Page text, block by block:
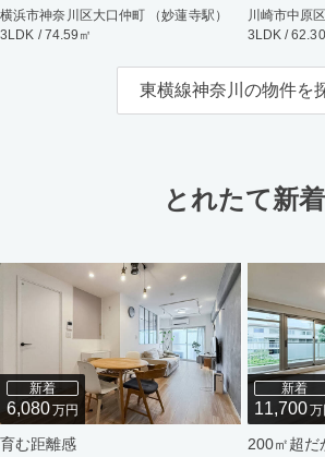
横浜市神奈川区大口仲町 （妙蓮寺駅）
3LDK / 74.59㎡
川崎市中原
3LDK /
東横線神奈川の物件を
とれたて新着
新着
6,080万円
育む距離感
新着
11,700万
200㎡超だ